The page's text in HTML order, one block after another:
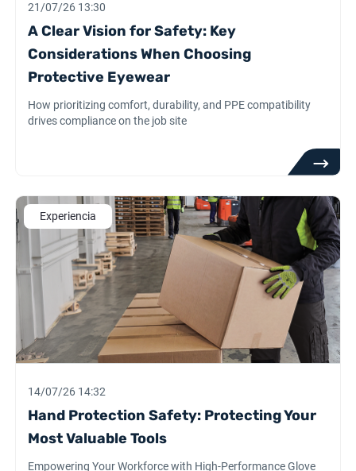
21/07/26 13:30
A Clear Vision for Safety: Key
Considerations When Choosing
Protective Eyewear
How prioritizing comfort, durability, and PPE compatibility
drives compliance on the job site
Experiencia
14/07/26 14:32
Hand Protection Safety: Protecting Your
Most Valuable Tools
Empowering Your Workforce with High-Performance Glove